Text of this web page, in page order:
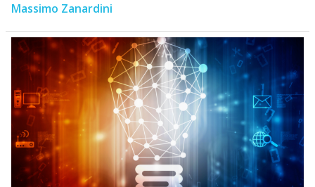
Massimo Zanardini